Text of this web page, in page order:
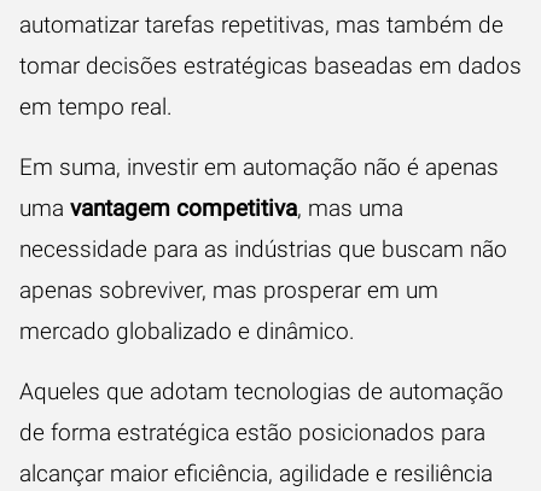
automatizar tarefas repetitivas, mas também de
tomar decisões estratégicas baseadas em dados
em tempo real.
Em suma, investir em automação não é apenas
uma vantagem competitiva, mas uma
necessidade para as indústrias que buscam não
apenas sobreviver, mas prosperar em um
mercado globalizado e dinâmico.
Aqueles que adotam tecnologias de automação
de forma estratégica estão posicionados para
alcançar maior eficiência, agilidade e resiliência